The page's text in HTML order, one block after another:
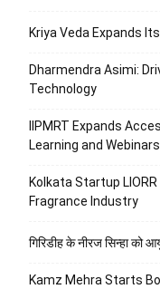
Kriya Veda Expands
Dharmendra Asimi:
Technology
IIPMRT Expands
Learning and Webinars
Kolkata Startup
Fragrance Industry
गिरिडीह के नीरज सिन्हा को
Kamz Mehra Starts